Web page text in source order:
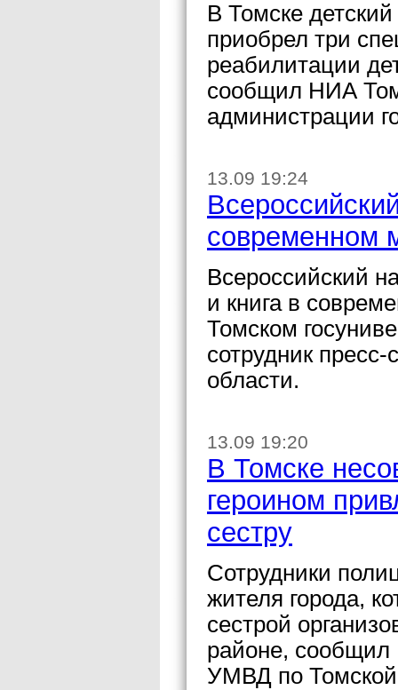
В Томске
приобрел три
реабилитации
сообщил НИА
администрации
13.09 19:24
современном
Всероссийский
и книга в
Томском
сотрудник
области.
13.09 19:20
В Томске
героином
сестру
Сотрудники
жителя города,
сестрой
районе, сообщил
УМВД по Томской